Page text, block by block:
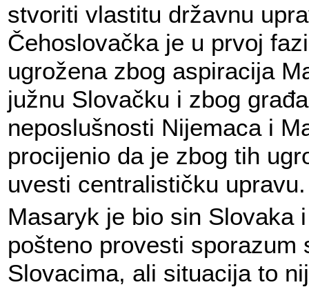
stvoriti vlastitu državnu
Čehoslovačka je u prvoj
ugrožena zbog aspiracija
južnu Slovačku i zbog
neposlušnosti Nijemaca i
procijenio da je zbog tih
uvesti centralističku upravu.
Masaryk je bio sin Slovaka
pošteno provesti sporazum
Slovacima, ali situacija to